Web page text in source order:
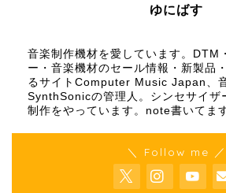
ゆにばす
音楽制作機材を愛しています。DTM
ー・音楽機材のセール情報・新製品
るサイトComputer Music Japan、
SynthSonicの管理人。シンセサイザ
制作をやっています。 note書いてま
＼ Follow me ／